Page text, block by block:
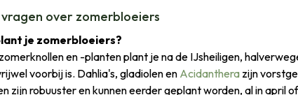
over zomerbloeiers
je zomerbloeiers?
en -planten plant je na de IJsheiligen,
voorbij is. Dahlia's, gladiolen enAcidanthera zijn
zijn robuuster en kunnen eerder geplant worden, al in april